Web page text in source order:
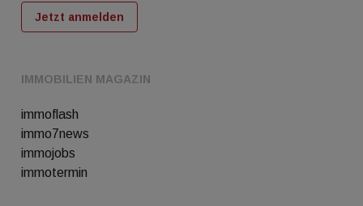
IMMOBILIEN MAGAZIN
immoflash
immo7news
immojobs
immotermin
Jetzt anmelden